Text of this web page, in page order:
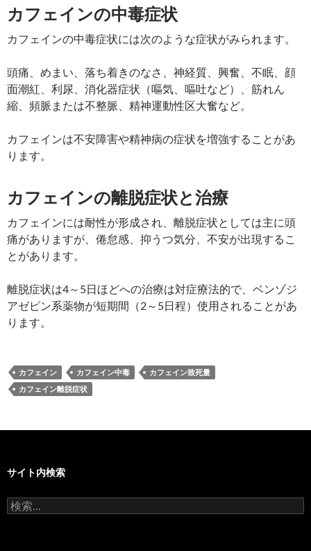
カフェインの中毒症状
カフェインの中毒症状には次のような症状がみられます。
頭痛、めまい、落ち着きのなさ、神経質、興奮、不眠、顔
面潮紅、利尿、消化器症状（嘔気、嘔吐など）、筋れん
縮、頻脈または不整脈、精神運動性区大奮など。
カフェインは不安障害や精神病の症状を増強することがあ
ります。
カフェインの離脱症状と治療
カフェインには耐性が形成され、離脱症状としては主に頭
痛がありますが、倦怠感、抑うつ気分、不安が出現するこ
とがあります。
離脱症状は4～5日ほどへの治療は対症療法的で、ベンゾジ
アゼピン系薬物が短期間（2～5日程）使用されることがあ
ります。
カフェイン カフェイン中毒
カフェイン致死量
カフェイン離脱症状
サイト内検索
検
索: